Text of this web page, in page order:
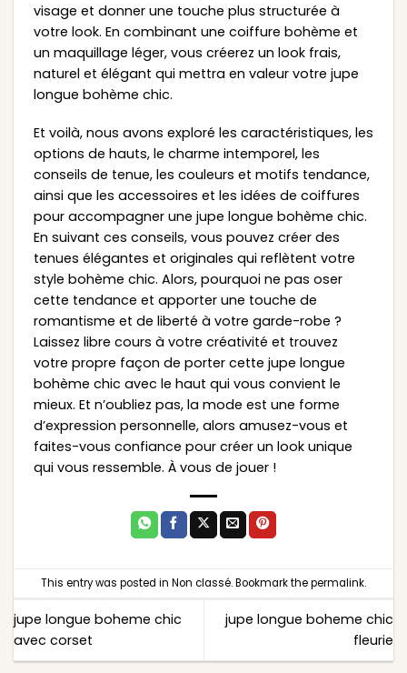
visage et donner une touche plus structurée à
votre look. En combinant une coiffure bohème et
un maquillage léger, vous créerez un look frais,
naturel et élégant qui mettra en valeur votre jupe
longue bohème chic.
Et voilà, nous avons exploré les caractéristiques, les
options de hauts, le charme intemporel, les
conseils de tenue, les couleurs et motifs tendance,
ainsi que les accessoires et les idées de coiffures
pour accompagner une jupe longue bohème chic.
En suivant ces conseils, vous pouvez créer des
tenues élégantes et originales qui reflètent votre
style bohème chic. Alors, pourquoi ne pas oser
cette tendance et apporter une touche de
romantisme et de liberté à votre garde-robe ?
Laissez libre cours à votre créativité et trouvez
votre propre façon de porter cette jupe longue
bohème chic avec le haut qui vous convient le
mieux. Et n’oubliez pas, la mode est une forme
d’expression personnelle, alors amusez-vous et
faites-vous confiance pour créer un look unique
qui vous ressemble. À vous de jouer !
This entry was posted in Non classé. Bookmark thepermalink.
jupe longue boheme chic
avec corset
jupe longue boheme chic
fleurie